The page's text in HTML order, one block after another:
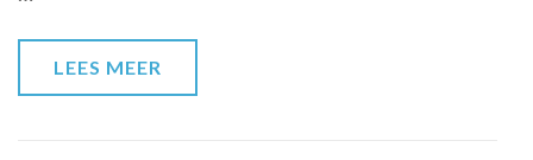
LEES MEER